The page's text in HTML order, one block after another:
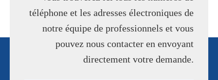
téléphone et les adresses électroniques de
notre équipe de professionnels et vous
pouvez nous contacter en envoyant
directement votre demande.